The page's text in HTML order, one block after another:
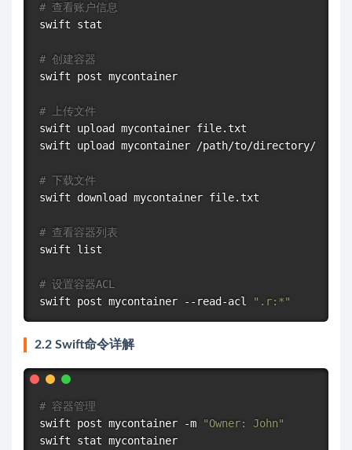
# 查看账户信息
swift stat
# 创建容器
swift post mycontainer
# 上传文件
swift upload mycontainer file.txt
swift upload mycontainer /path/to/directory/
# 下载文件
swift download mycontainer file.txt
# 查看容器列表
swift list
# 设置容器ACL
swift post mycontainer --read-acl
".r:*"
2.2 Swift命令详解
# 容器管理
swift post mycontainer -m
"Owner: John"
swift stat mycontainer